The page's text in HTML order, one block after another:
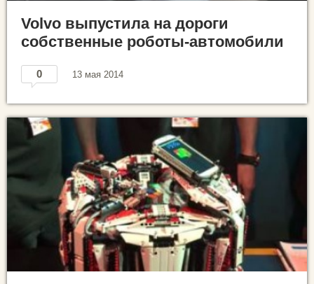
Volvo выпустила на дороги
собственные роботы-автомобили
0 13 мая 2014